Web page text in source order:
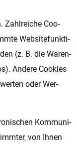
Zahl­rei­che Coo­
Web­si­te­funk­ti­
(z. B. die Wa­ren­
An­de­re Coo­kies
oder Wer­
Kom­mu­ni­
von Ihnen